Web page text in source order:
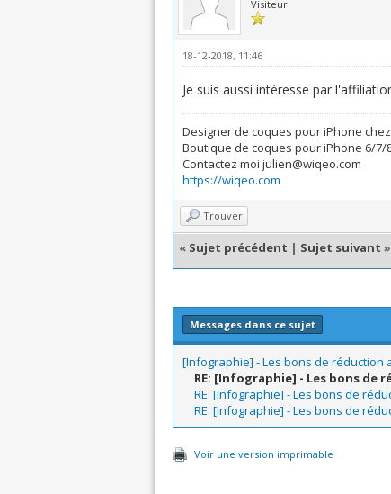
Visiteur
18-12-2018, 11:46
Je suis aussi intéresse par
Designer de coques pour iPhone
Boutique de coques pour iPhone 6/7/
Contactez moi julien@wiqeo.com
https://wiqeo.com
Trouver
« Sujet précédent | Sujet suivant »
Messages dans ce sujet
[Infographie] - Les bons de réduction
RE: [Infographie] - Les bons de
RE: [Infographie] - Les bons de
RE: [Infographie] - Les bons de
Voir une version imprimable